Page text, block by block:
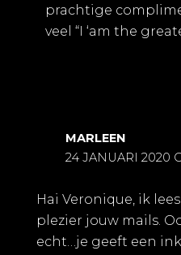
prachtige
veel “I ‘am the
MARLEEN
24 JANUARI 2020
Hai Veronique, ik
plezier jouw mails.
echt…je geeft een